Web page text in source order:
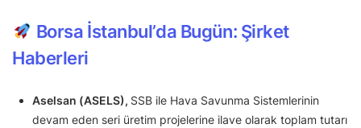
Borsa İstanbul’da Bugün: Şirket
Haberleri
Aselsan (ASELS), SSB ile Hava Savunma Sistemlerinin
devam eden seri üretim projelerine ilave olarak toplam tutarı